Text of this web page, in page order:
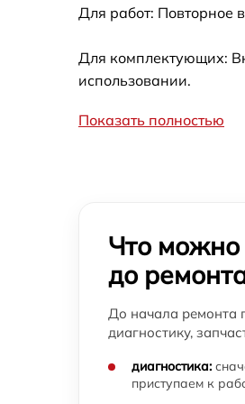
циркуляционного
машины Sharp
элемента
Замена нижнего
посудомоечной
Аквастоп
машины Sharp
Для работ: Повторное
Для комплектующих:
использовании.
Показать полностью
Что можно
до
До начала ремонта
диагностику,
диагностика:
приступаем к